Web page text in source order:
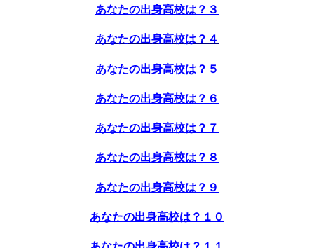
あなたの出身高校は？３
あなたの出身高校は？４
あなたの出身高校は？５
あなたの出身高校は？６
あなたの出身高校は？７
あなたの出身高校は？８
あなたの出身高校は？９
あなたの出身高校は？１０